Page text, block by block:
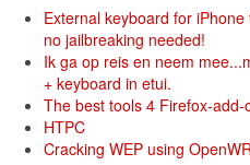
External keyboard for
no jailbreaking needed!
Ik ga op reis en neem
+ keyboard in etui.
The best tools 4 Firefox-add-
HTPC
Cracking WEP using